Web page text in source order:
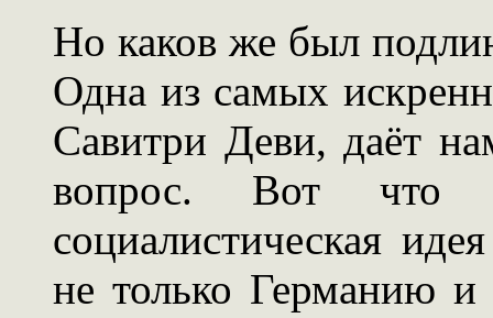
Но каков же был
Одна из самых
Савитри Деви, даёт
вопрос. Вот что
социалистическая
не только Германию